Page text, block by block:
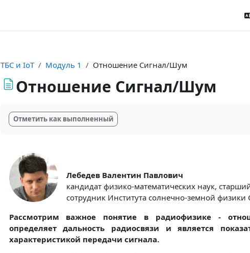
ТБС и IoT Модуль 1 Отношение Сигнал/Шум
Отношение Сигнал/Шум
Отметить как выполненный
Лебедев Валентин Павлович
кандидат физико-математических наук,
сотрудник Института солнечно-земной
Рассмотрим важное понятие в радиофизике -
определяет дальность радиосвязи и является
характеристикой передачи сигнала.